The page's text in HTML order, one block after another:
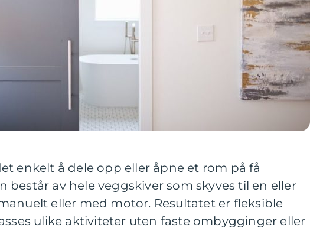
enkelt å dele opp eller åpne et rom på få
består av hele veggskiver som skyves til en eller
eller med motor. Resultatet er fleksible
ulike aktiviteter uten faste ombygginger eller